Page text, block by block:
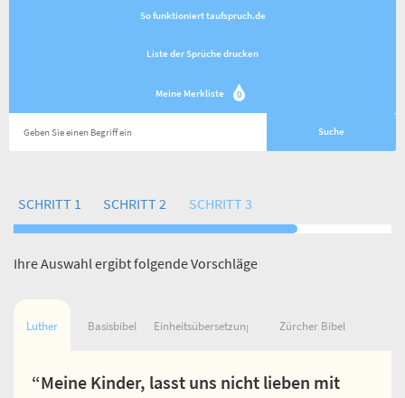
So funktioniert taufspruch.de
Liste der Sprüche drucken
Meine Merkliste 0
SCHRITT 1 SCHRITT 2 SCHRITT 3
Ihre Auswahl ergibt folgende Vorschläge
Luther Basisbibel Einheitsübersetzung Zürcher Bibel
“Meine Kinder, lasst uns nicht lieben mit